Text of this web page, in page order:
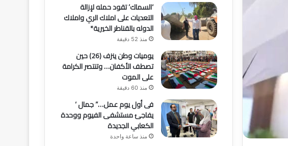
‘السماك’ تقود حمله لإزالة
التعديات على املاك الري واملاك
الدوله بالقناطر الخيرية*
منذ 52 دقيقة
يوميات وطن ينزف (26) حين
تصطف الأكفان… وتنتصر الكرامة
على الموت
منذ 60 دقيقة
فى أول يوم عمل…” جمال ‘
يفاجئ مستشفى الفيوم ووحدة
الكعابي الجديدة
منذ ساعة واحدة